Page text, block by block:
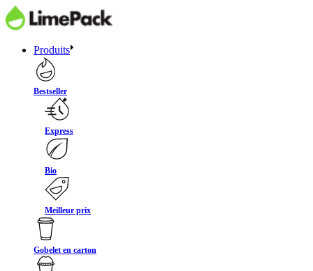
Produits
Bestseller
Express
Bio
Meilleur prix
Gobelet en carton